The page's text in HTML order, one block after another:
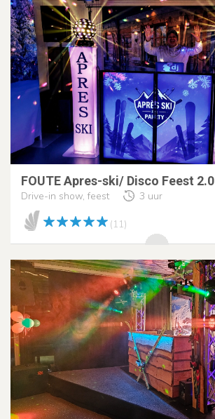
FOUTE Apres-ski/ Disco Feest 2.0
Drive-in show, feest 3 uur
(11)